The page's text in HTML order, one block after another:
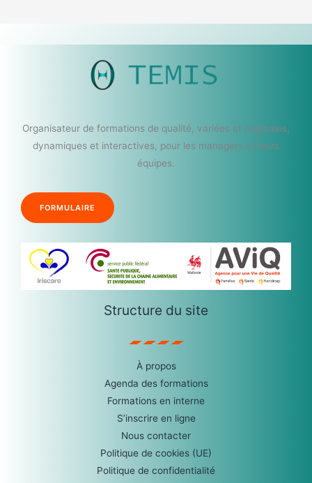
Organisateur de formations de qualité, variées et originales,
dynamiques et interactives, pour les managers et leurs
équipes.
FORMULAIRE
Structure du site
À propos
Agenda des formations
Formations en interne
S’inscrire en ligne
Nous contacter
Politique de cookies (UE)
Politique de confidentialité